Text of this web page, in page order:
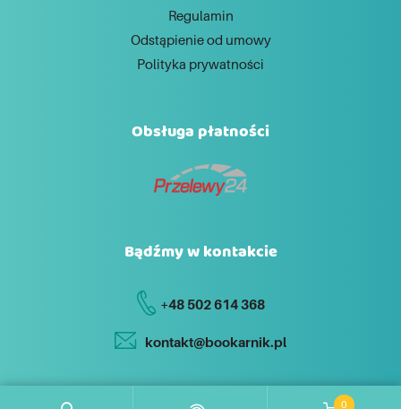
Regulamin
Odstąpienie od umowy
Polityka prywatności
Obsługa płatności
Bądźmy w kontakcie
+48 502 614 368
kontakt@bookarnik.pl
0